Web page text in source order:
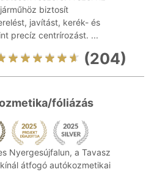
biztosít
javítást, kerék- és
precíz centrírozást. ...
(204)
fóliázás
Nyergesújfalun, a Tavasz
átfogó autókozmetikai